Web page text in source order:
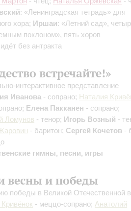
: «Ленинградская тетрадь» для
хора; Иршаи: «Летний сад»,
поклоном», пять хоров
без антракта
встречайте!»
интерактивное представление
Иванова - сопрано; Наталия
Елена Пакканен - сопрано;
Ломунов - тенор; Игорь Возный -
- баритон; Сергей Кочетов -
гимны, песни, игры
весны и победы
победы в Великой Отечественной
- меццо-сопрано; Анатолий